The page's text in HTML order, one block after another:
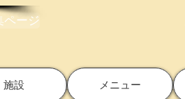
ページ
施設 メニュー